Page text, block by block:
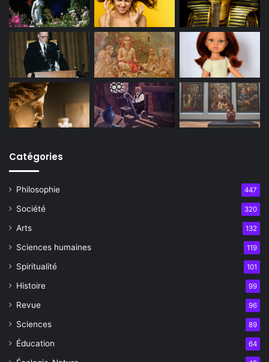
Catégories
Philosophie 447
Société 320
Arts 132
Sciences humaines 119
Spiritualité 101
Histoire 99
Revue 96
Sciences 89
Éducation 64